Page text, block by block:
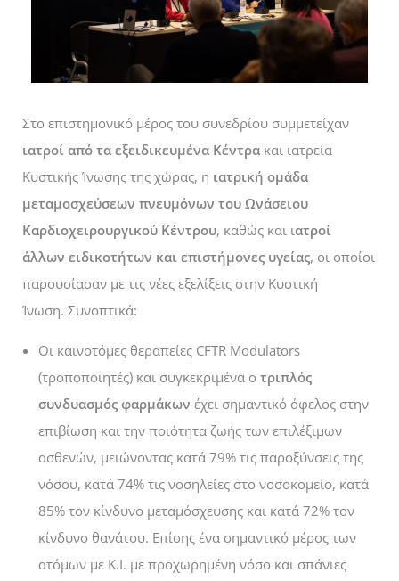
Στο επιστημονικό μέρος του συνεδρίου συμμετείχαν
ιατροί από τα εξειδικευμένα Κέντρα και ιατρεία
Κυστικής Ίνωσης της χώρας, η ιατρική ομάδα
μεταμοσχεύσεων πνευμόνων του Ωνάσειου
Καρδιοχειρουργικού Κέντρου, καθώς και ιατροί
άλλων ειδικοτήτων και επιστήμονες υγείας, οι οποίοι
παρουσίασαν με τις νέες εξελίξεις στην Κυστική
Ίνωση. Συνοπτικά:
Οι καινοτόμες θεραπείες CFTR Modulators
(τροποποιητές) και συγκεκριμένα ο τριπλός
συνδυασμός φαρμάκων έχει σημαντικό όφελος στην
επιβίωση και την ποιότητα ζωής των επιλέξιμων
ασθενών, μειώνοντας κατά 79% τις παροξύνσεις της
νόσου, κατά 74% τις νοσηλείες στο νοσοκομείο, κατά
85% τον κίνδυνο μεταμόσχευσης και κατά 72% τον
κίνδυνο θανάτου. Επίσης ένα σημαντικό μέρος των
ατόμων με Κ.Ι. με προχωρημένη νόσο και σπάνιες